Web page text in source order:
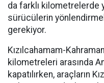
da farklı kilometrelerde
sürücülerin
gerekiyor.
Kızılcahamam-
kilometreleri arasında
kapatılırken, araçların